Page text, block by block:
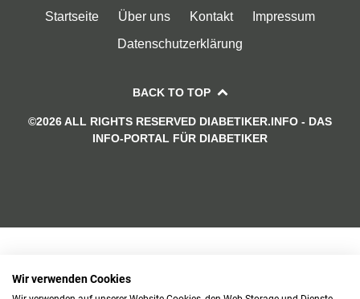
Startseite Über uns Kontakt
Impressum
Datenschutzerklärung
BACK TO TOP
©2026 ALL RIGHTS RESERVED DIABETIKER.INFO - DAS
INFO-PORTAL FÜR DIABETIKER
Wir verwenden Cookies